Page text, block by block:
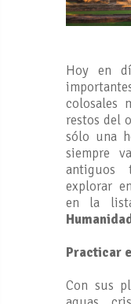
Hoy en
colosales
restos del
sólo una
siempre
antiguos
explorar
en la
Practicar
Con sus